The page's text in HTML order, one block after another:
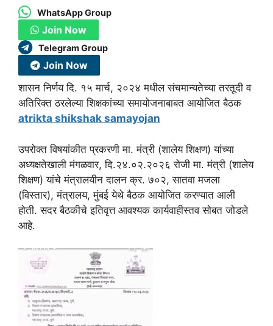
WhatsApp Group
Join Now
Telegram Group
Join Now
शासन निर्णय दि. १५ मार्च, २०२४ मधील संचमान्यतेच्या तरतूदी व
अतिरिक्त ठरलेल्या शिक्षकांच्या समायोजनाबाबत आयोजित बैठक
atrikta shikshak samayojan
उपरोक्त विषयांकीत प्रकरणी मा. मंत्री (शालेय शिक्षण) यांच्या
अध्यक्षतेखाली मंगळवार, दि.२४.०२.२०२६ रोजी मा. मंत्री (शालेय
शिक्षण) यांचे मंत्रालयीन दालन क्र. ७०२, सातवा मजला
(विस्तार), मंत्रालय, मुंबई येथे बैठक आयोजित करण्यात आली
होती. सदर बैठकीचे इतिवृत्त आवश्यक कार्यवाहीस्तव सोबत जोडले
आहे.